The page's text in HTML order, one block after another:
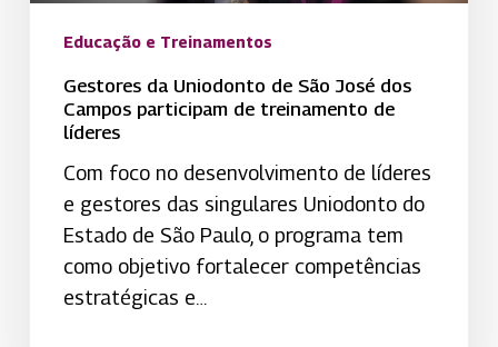
treinamento
líderes
Educação e Treinamentos
Gestores da Uniodonto de São José dos
Campos participam de treinamento de
líderes
Com foco no desenvolvimento de líderes
e gestores das singulares Uniodonto do
Estado de São Paulo, o programa tem
como objetivo fortalecer competências
estratégicas e…